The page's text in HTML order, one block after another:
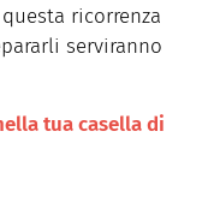
ricorrenza
serviranno
tua casella di